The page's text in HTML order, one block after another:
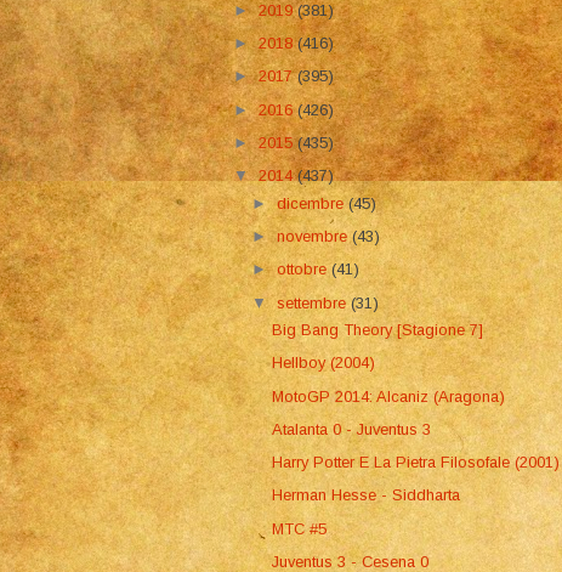
►2019(381)
►2018(416)
►2017(395)
►2016(426)
►2015(435)
▼2014(437)
►dicembre(45)
►novembre(43)
►ottobre(41)
▼settembre(31)
Big Bang Theory [Stagione 7]
Hellboy (2004)
MotoGP 2014: Alcaniz (Aragona)
Atalanta 0 - Juventus 3
Harry Potter E La Pietra Filosofale (2001)
Herman Hesse - Siddharta
MTC #5
Juventus 3 - Cesena 0